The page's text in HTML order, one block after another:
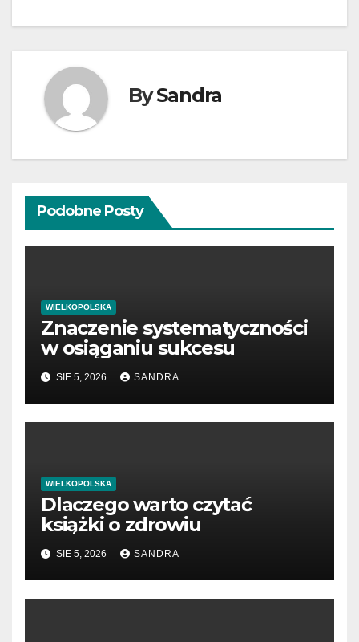
BySandra
Podobne Posty
WIELKOPOLSKA
Znaczenie systematyczności
w osiąganiu sukcesu
SIE 5, 2026 SANDRA
WIELKOPOLSKA
Dlaczego warto czytać
książki o zdrowiu
SIE 5, 2026 SANDRA